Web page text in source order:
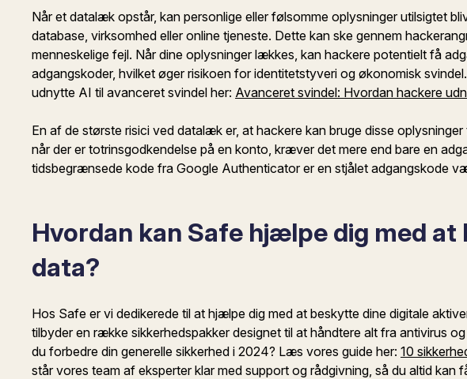
Når et datalæk opstår, kan personlige eller følsomme oplysninger utilsigtet
database, virksomhed eller online tjeneste. Dette kan ske gennem
menneskelige fejl. Når dine oplysninger lækkes, kan hackere potentielt få
adgangskoder, hvilket øger risikoen for identitetstyveri og økonomisk
udnytte AI til avanceret svindel her: Avanceret svindel: Hvordan hackere
En af de største risici ved datalæk er, at hackere kan bruge disse
når der er totrinsgodkendelse på en konto, kræver det mere end bare en
tidsbegrænsede kode fra Google Authenticator er en stjålet adgangskode
Hvordan kan Safe hjælpe dig med
data?
Hos Safe er vi dedikerede til at hjælpe dig med at beskytte dine digitale
tilbyder en række sikkerhedspakker designet til at håndtere alt fra antivirus
du forbedre din generelle sikkerhed i 2024? Læs vores guide her: 10
står vores team af eksperter klar med support og rådgivning, så du altid kan